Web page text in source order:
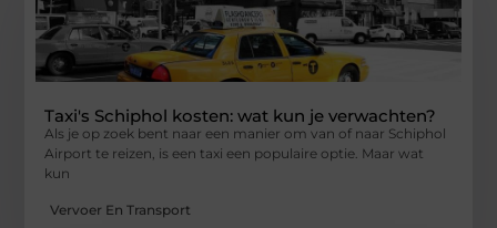
Taxi's Schiphol kosten: wat kun je verwachten?
Als je op zoek bent naar een manier om van of naar Schiphol
Airport te reizen, is een taxi een populaire optie. Maar wat
kun
Vervoer En Transport